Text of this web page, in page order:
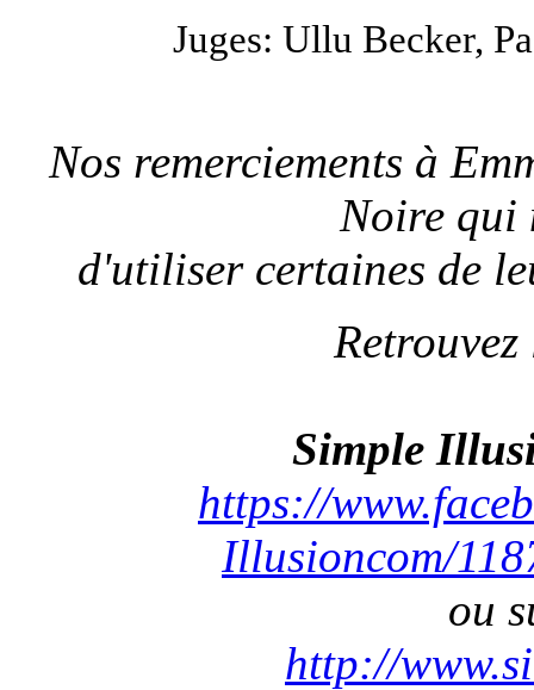
Juges: Ullu Becker,
Nos remerciements à
Noire qui
d'utiliser certaines de
Simple
https://
Illusioncom/
ou
http://